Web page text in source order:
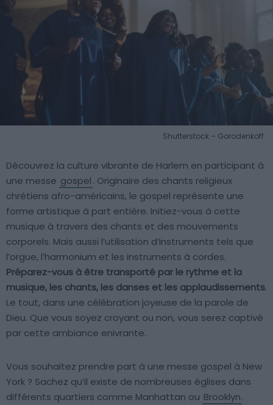
Shutterstock – Gorodenkoff
Découvrez la culture vibrante de Harlem en participant à
une messe gospel. Originaire des chants religieux
chrétiens afro-américains, le gospel représente une
forme artistique à part entière. Initiez-vous à cette
musique à travers des chants et des mouvements
corporels. Mais aussi l’utilisation d’instruments tels que
l’orgue, l’harmonium et les instruments à cordes.
Préparez-vous à être transporté par le rythme et la
musique, les chants, les danses et les applaudissements.
Le tout, dans une célébration joyeuse de la parole de
Dieu. Que vous soyez croyant ou non, vous serez captivé
par cette ambiance enivrante.
Vous souhaitez prendre part à une messe gospel à New
York ? Sachez qu’il existe de nombreuses églises dans
différents quartiers comme Manhattan ou Brooklyn.